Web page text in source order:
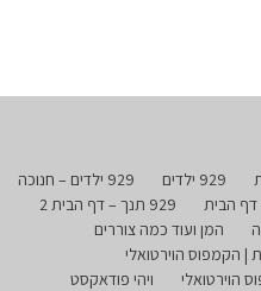
929 ילדים
929 ילדים – חנוכה
929 תנך – דף הבית 2
המן ועוד כמה צוררים
| הקמפוס הוירטואלי
הוירטואלי
ויהי פודאקסט